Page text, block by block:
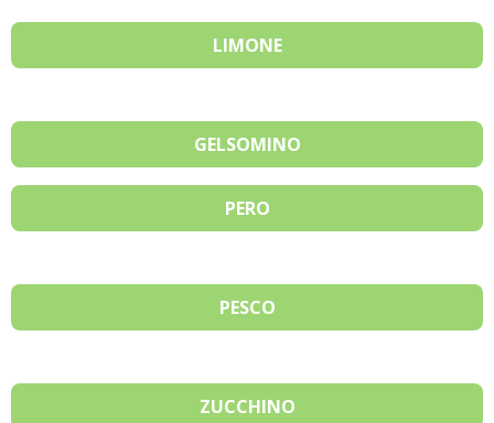
LIMONE
GELSOMINO
PERO
PESCO
ZUCCHINO